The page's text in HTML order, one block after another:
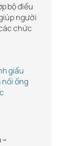
bộ điều
người
chức
giấu
nối ống